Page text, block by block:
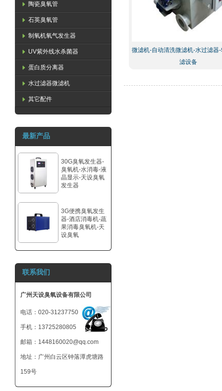
陶瓷臭氧管
石英臭氧管
制氧机氧气发生器
UV紫外线水杀菌器
蛋白质分离器
水过滤器微滤机
其它配件
最新产品
30G臭氧发生器-
臭氧机-水消毒-液
晶显示-天设臭氧
发生器
3G便携臭氧发生
器-酒店消毒机-蔬
果消毒臭氧机-天
设臭氧
800mg 臭氧发生
外接12V电池
联系我们
广州天设臭氧设备有限公司
电话：020-31237750
手机：13725280805
邮箱：1448160020@qq.com
地址：广州白云区钟落潭虎塘路
159号
微滤机-自动清洗微滤机-水过滤器
滤设备